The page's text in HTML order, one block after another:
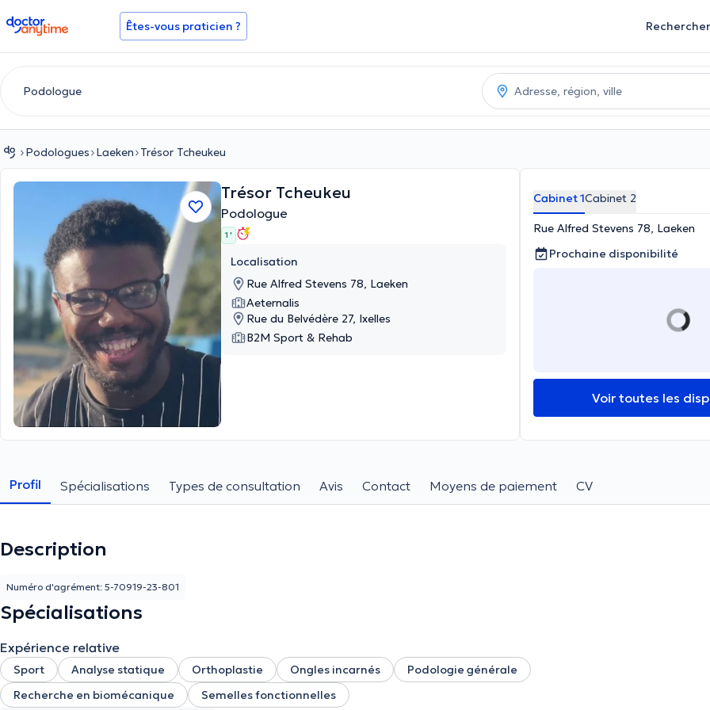
doctoranytime Êtes-vous praticien ? Rechercher
Podologues Laeken Trésor Tcheukeu
Trésor Tcheukeu
Podologue
1 '
Localisation
Rue Alfred Stevens 78, Laeken
Aeternalis
Rue du Belvédère 27, Ixelles
B2M Sport & Rehab
Cabinet 1Cabinet 2
Rue Alfred Stevens 78, Laeken
Prochaine disponibilité
Voir toutes les
Profil Spécialisations Types de consultation Avis Contact Moyens de paiement CV
Description
Numéro d'agrément: 5-70919-23-801
Spécialisations
Expérience relative
Sport Analyse statique Orthoplastie Ongles incarnés
Podologie générale
Recherche en biomécanique
Semelles fonctionnelles